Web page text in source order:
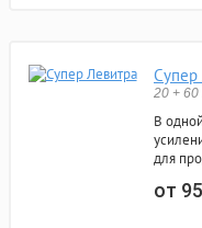
Супер
20 + 60
В
для
от